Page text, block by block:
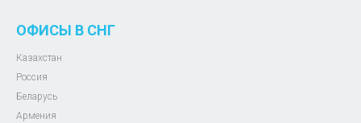
ОФИСЫ В СНГ
Казахстан
Россия
Беларусь
Армения